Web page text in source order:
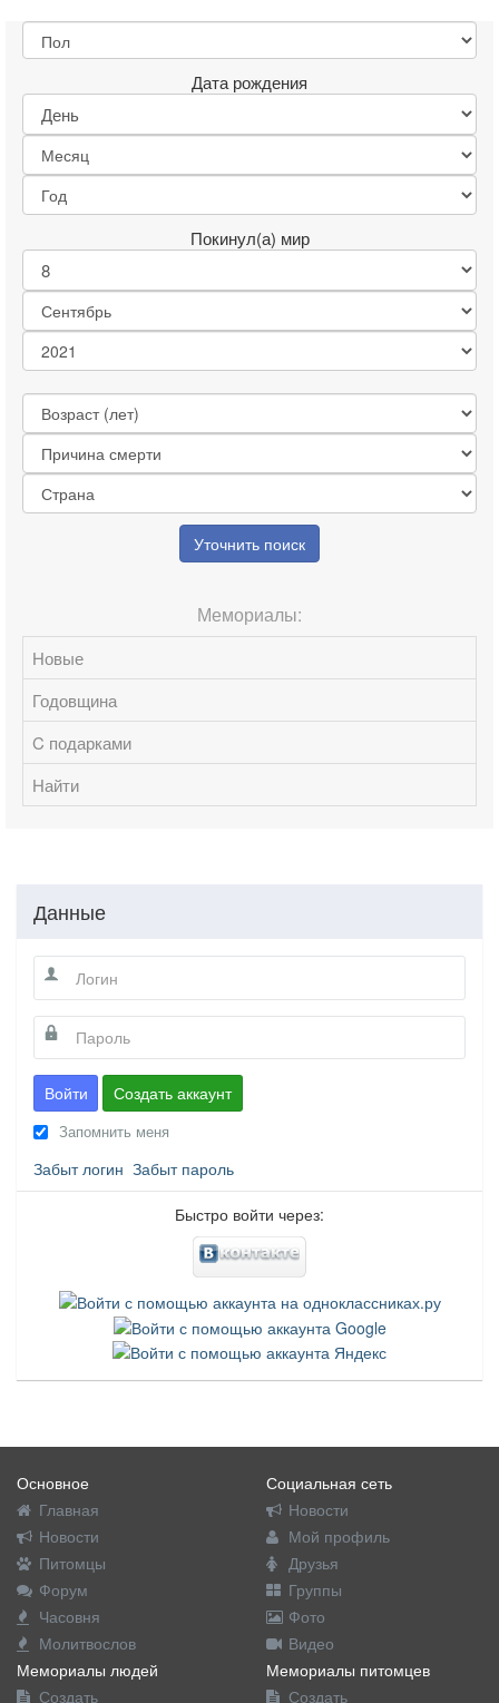
Дата рождения
Покинул(а) мир
Уточнить поиск
Мемориалы:
Новые
Годовщина
C подарками
Найти
Данные
Войти Создать аккаунт
Запомнить меня
Забыт логин Забыт пароль
Быстро войти через:
Основное
Главная
Новости
Питомцы
Форум
Часовня
Молитвослов
Социальная сеть
Новости
Мой профиль
Друзья
Группы
Фото
Видео
Мемориалы людей
Создать
Мемориалы питомцев
Создать